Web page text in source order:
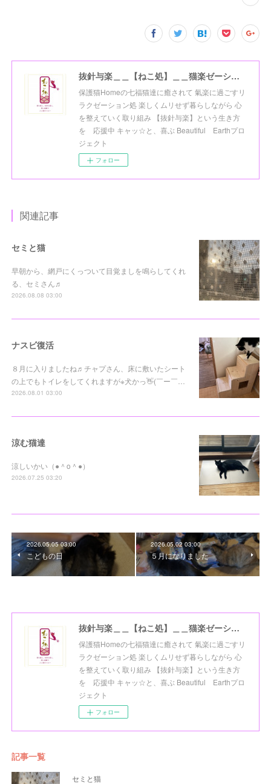
抜針与楽＿＿【ねこ処】＿＿猫楽ゼーションHome☆
保護猫Homeの七福猫達に癒されて 氣楽に過ごすリ
ラクゼーション処 楽しくムリせず暮らしながら 心
を整えていく取り組み 【抜針与楽】という生き方
を 応援中 キャッ☆と、喜ぶ Beautiful Earthプロ
ジェクト
フォロー
関連記事
セミと猫
早朝から、網戸にくっついて目覚ましを鳴らしてくれ
る、セミさん♬
2026.08.08 03:00
ナスビ復活
８月に入りましたね♬チャプさん、床に敷いたシート
の上でもトイレをしてくれますが※犬かっ👋(￣ー￣…
2026.08.01 03:00
涼む猫達
涼しいかい（●＾o＾●）
2026.07.25 03:20
2026.05.05 03:00
こどもの日
2026.05.02 03:00
５月になりました
抜針与楽＿＿【ねこ処】＿＿猫楽ゼーションHome☆
保護猫Homeの七福猫達に癒されて 氣楽に過ごすリ
ラクゼーション処 楽しくムリせず暮らしながら 心
を整えていく取り組み 【抜針与楽】という生き方
を 応援中 キャッ☆と、喜ぶ Beautiful Earthプロ
ジェクト
フォロー
記事一覧
セミと猫